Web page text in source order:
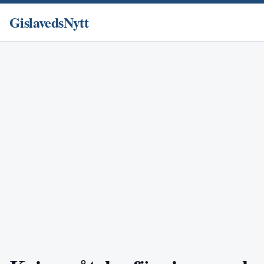
GislavedsNytt